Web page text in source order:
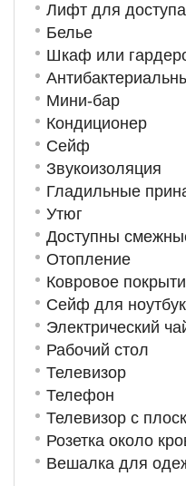
Лифт для
Белье
Шкаф или
Мини-бар
Кондиционер
Сейф
Звукоизоляция
Гладильные
Утюг
Доступны
Отопление
Ковровое
Сейф для
Электрический
Рабочий стол
Телевизор
Телефон
Телевизор с
Розетка около
Вешалка для